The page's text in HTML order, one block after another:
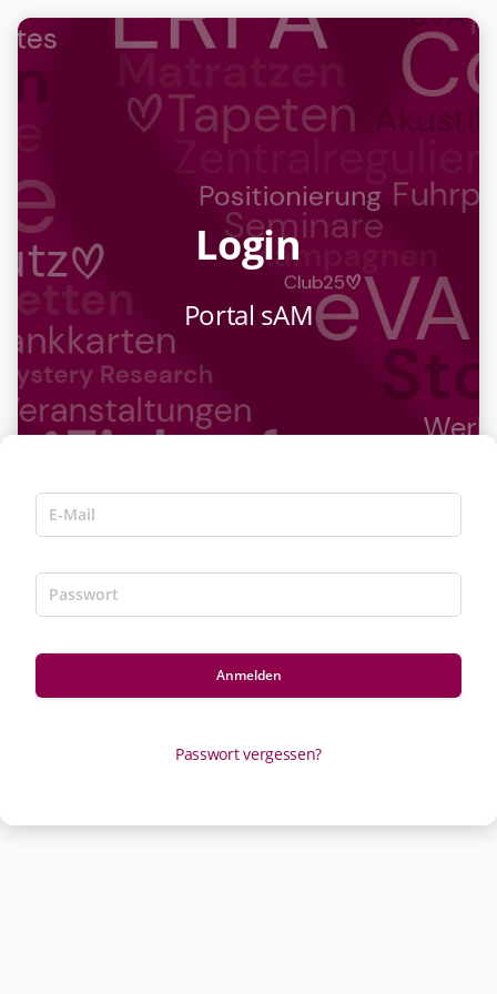
Login
Portal sAM
Anmelden
Passwort vergessen?